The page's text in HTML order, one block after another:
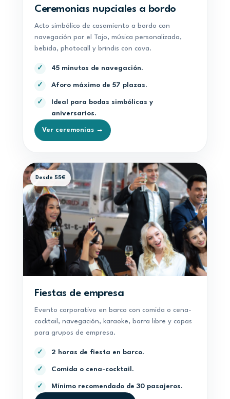
Ceremonias nupciales a bordo
Acto simbólico de casamiento a bordo con
navegación por el Tajo, música personalizada,
bebida, photocall y brindis con cava.
✓ 45 minutos de navegación.
✓ Aforo máximo de 57 plazas.
✓
Ideal para bodas simbólicas y
aniversarios.
Ver ceremonias →
Desde 55€
Fiestas de empresa
Evento corporativo en barco con comida o cena-
cocktail, navegación, karaoke, barra libre y copas
para grupos de empresa.
✓ 2 horas de fiesta en barco.
✓ Comida o cena-cocktail.
✓ Mínimo recomendado de 30 pasajeros.